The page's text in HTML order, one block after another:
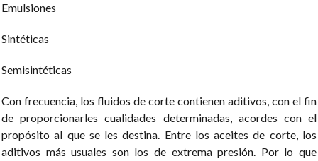
Emulsiones
Sintéticas
Semisintéticas
Con frecuencia, los fluidos de corte contienen aditivos, con el fin
de proporcionarles cualidades determinadas, acordes con el
propósito al que se les destina. Entre los aceites de corte, los
aditivos más usuales son los de extrema presión. Por lo que